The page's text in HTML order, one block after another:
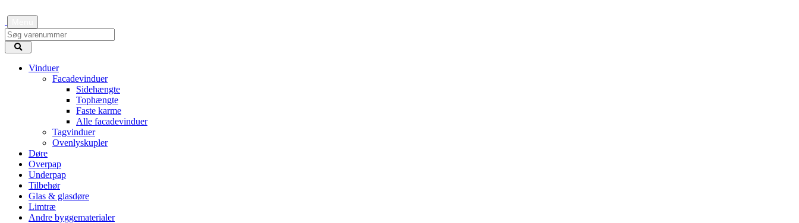
Vinduer
Facadevinduer
Sidehængte
Tophængte
Faste karme
Alle facadevinduer
Tagvinduer
Ovenlyskupler
Døre
Overpap
Underpap
Tilbehør
Glas & glasdøre
Limtræ
Andre byggematerialer